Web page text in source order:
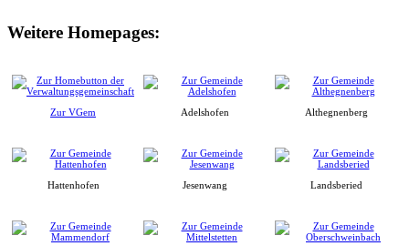
Weitere Homepages:
Zur VGem Adelshofen Althegnenberg
Hattenhofen Jesenwang Landsberied